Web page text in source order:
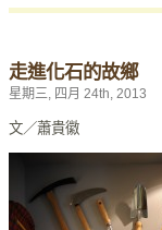
走進化石的故鄉
星期三, 四月 24th, 2013
文／蕭貴徽